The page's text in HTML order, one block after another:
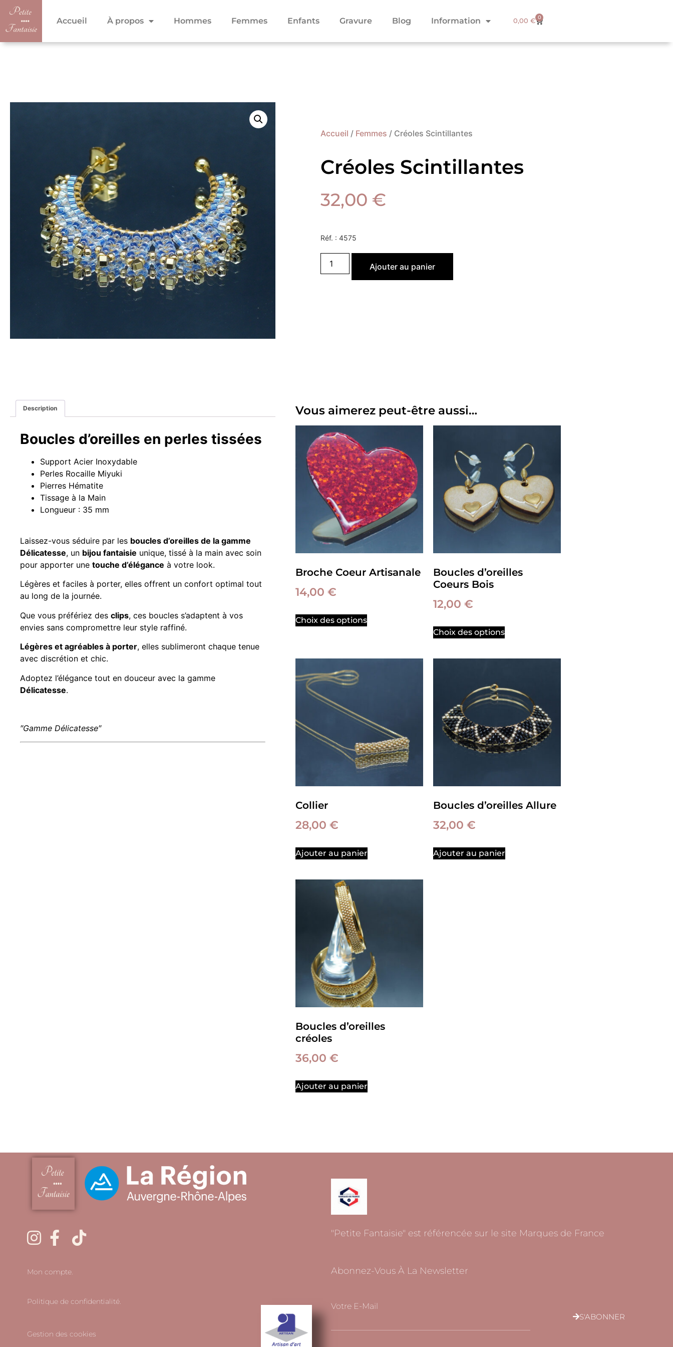
Accueil À propos Hommes Femmes Enfants Gravure Blog Information 0,00€ 0
Accueil / Femmes / Créoles Scintillantes
Créoles Scintillantes
32,00 €
Réf. : 4575
Ajouter au panier
Description
Boucles d’oreilles en perles tissées
Support Acier Inoxydable
Perles Rocaille Miyuki
Pierres Hématite
Tissage à la Main
Longueur : 35 mm
Laissez-vous séduire par les boucles d’oreilles de la gamme
Délicatesse, un bijou fantaisie unique, tissé à la main avec soin
pour apporter une touche d’élégance à votre look.
Légères et faciles à porter, elles offrent un confort optimal tout
au long de la journée.
Que vous préfériez des clips, ces boucles s’adaptent à vos
envies sans compromettre leur style raffiné.
Légères et agréables à porter, elles sublimeront chaque tenue
avec discrétion et chic.
Adoptez l’élégance tout en douceur avec la gamme
Délicatesse.
″Gamme Délicatesse″
Vous aimerez peut-être aussi…
Broche Coeur Artisanale
14,00 €
Choix des options
Boucles d’oreilles
Coeurs Bois
12,00 €
Choix des options
Collier
28,00 €
Ajouter au panier
Boucles d’oreilles Allure
32,00 €
Ajouter au panier
Boucles d’oreilles
créoles
36,00 €
Ajouter au panier
Mon compte.
Politique de confidentialité.
Gestion des cookies
"Petite Fantaisie" est référencée sur le site Marques de France
Abonnez-Vous À La Newsletter
Votre E-Mail
S'ABONNER